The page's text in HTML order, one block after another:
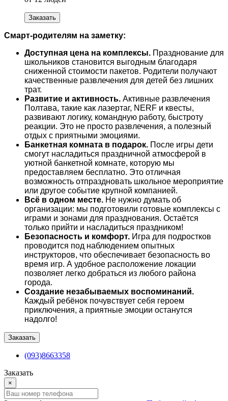
Заказать
Смарт-родителям на заметку:
Доступная цена на комплексы. Празднование для
школьников становится выгодным благодаря
сниженной стоимости пакетов. Родители получают
качественные развлечения для детей без лишних
трат.
Развитие и активность. Активные развлечения
Полтава, такие как лазертаг, NERF и квесты,
развивают логику, командную работу, быстроту
реакции. Это не просто развлечения, а полезный
отдых с приятными эмоциями.
Банкетная комната в подарок. После игры дети
смогут насладиться праздничной атмосферой в
уютной банкетной комнате, которую мы
предоставляем бесплатно. Это отличная
возможность отпраздновать школьное мероприятие
или другое событие крупной компанией.
Всё в одном месте. Не нужно думать об
организации: мы подготовили готовые комплексы с
играми и зонами для празднования. Остаётся
только прийти и насладиться праздником!
Безопасность и комфорт. Игра для подростков
проводится под наблюдением опытных
инструкторов, что обеспечивает безопасность во
время игр. А удобное расположение локации
позволяет легко добраться из любого района
города.
Создание незабываемых воспоминаний.
Каждый ребёнок почувствует себя героем
приключения, а приятные эмоции останутся
надолго!
Заказать
(093)8663358
Заказать
×